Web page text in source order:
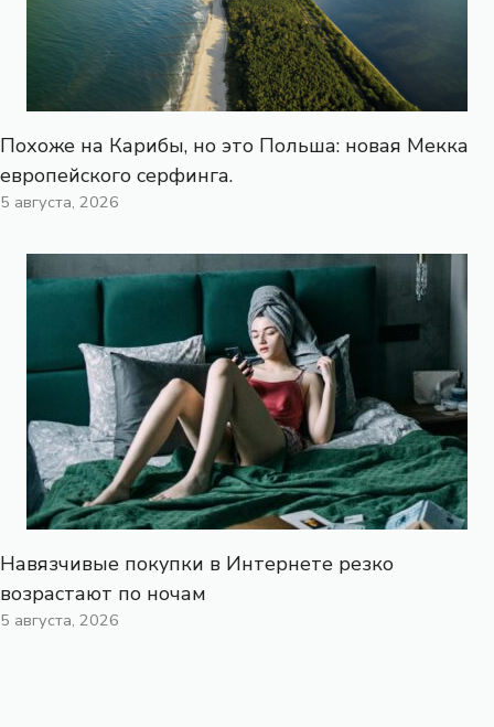
Похоже на Карибы, но это Польша: новая Мекка
европейского серфинга.
5 августа, 2026
Навязчивые покупки в Интернете резко
возрастают по ночам
5 августа, 2026